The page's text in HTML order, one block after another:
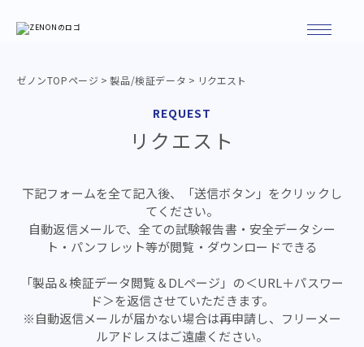
ゼノンTOPページ >製品/検証データ > リクエスト
REQUEST
リクエスト
下記フォームを全て記入後、「送信ボタン」をクリックし
てください。
自動返信メールで、全ての試験報告書・安全データシー
ト・パンフレット等が閲覧・ダウンロードできる
「製品＆検証データ閲覧＆DLページ」の＜URL＋パスワー
ド＞を返信させていただきます。
※自動返信メールが届かない場合は再申請し、フリーメー
ルアドレスはご遠慮ください。